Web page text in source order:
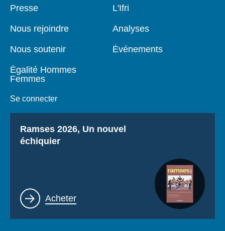
Pied
Presse
Nous rejoindre
Nous soutenir
Égalité Hommes
Femmes
Se connecter
Navigation
L'Ifri
Analyses
Événements
Titre
Ramses 2026, Un nouvel
échiquier
Lien
Acheter